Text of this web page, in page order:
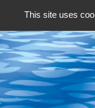
40.67.62.62This site uses